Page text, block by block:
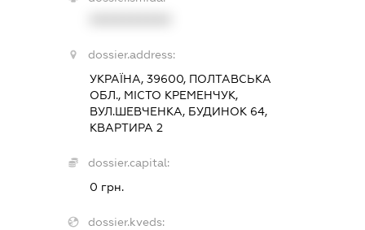
dossier.address:
УКРАЇНА, 39600, ПОЛТАВСЬКА
ОБЛ., МІСТО КРЕМЕНЧУК,
ВУЛ.ШЕВЧЕНКА, БУДИНОК 64,
КВАРТИРА 2
dossier.capital:
0 грн.
dossier.kveds: